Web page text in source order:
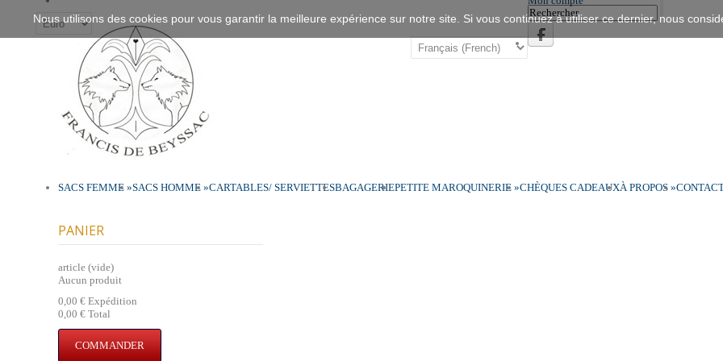
SACS FEMME »SACS HOMME »CARTABLES/ SERVIETTESBAGAGERIEPETITE MAROQUINERIE »CHÈQUES CADEAUXÀ PROPOS »
PANIER
article (vide)
Aucun produit
0,00 € Expédition
0,00 € Total
COMMANDER
Nous utilisons des cookies pour vous garantir la meilleure expérience sur notre site. Si vous continuez à utiliser ce dernier, nous